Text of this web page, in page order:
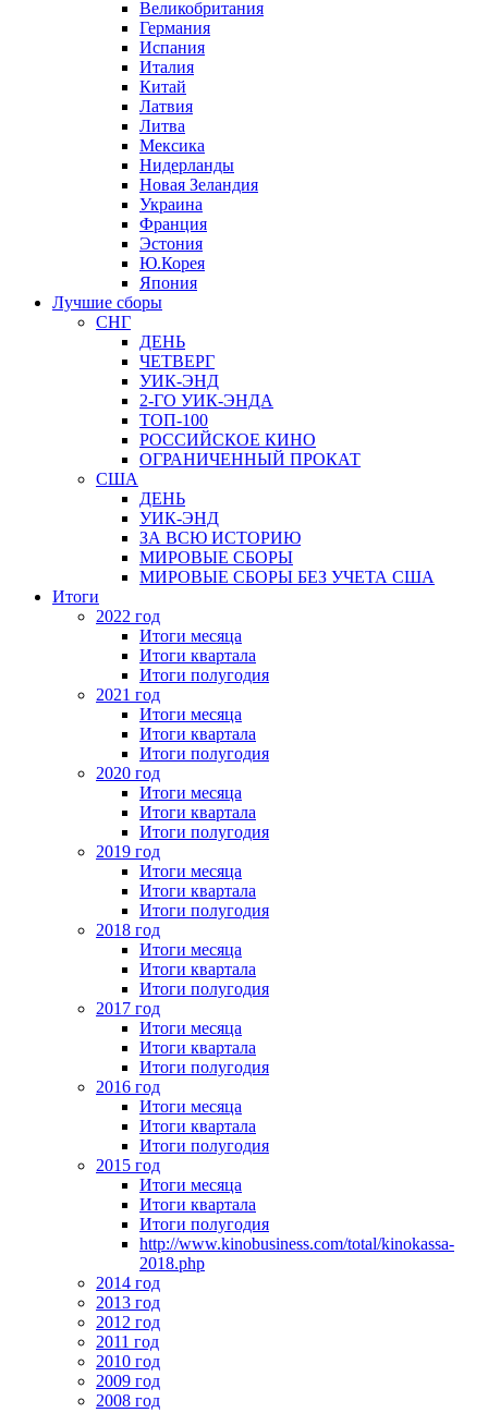
Великобритания
Германия
Испания
Италия
Китай
Латвия
Литва
Мексика
Нидерланды
Новая Зеландия
Украина
Франция
Эстония
Ю.Корея
Япония
Лучшие сборы
СНГ
ДЕНЬ
ЧЕТВЕРГ
УИК-ЭНД
2-ГО УИК-ЭНДА
ТОП-100
РОССИЙСКОЕ КИНО
ОГРАНИЧЕННЫЙ ПРОКАТ
США
ДЕНЬ
УИК-ЭНД
ЗА ВСЮ ИСТОРИЮ
МИРОВЫЕ СБОРЫ
МИРОВЫЕ СБОРЫ БЕЗ УЧЕТА США
Итоги
2022 год
Итоги месяца
Итоги квартала
Итоги полугодия
2021 год
Итоги месяца
Итоги квартала
Итоги полугодия
2020 год
Итоги месяца
Итоги квартала
Итоги полугодия
2019 год
Итоги месяца
Итоги квартала
Итоги полугодия
2018 год
Итоги месяца
Итоги квартала
Итоги полугодия
2017 год
Итоги месяца
Итоги квартала
Итоги полугодия
2016 год
Итоги месяца
Итоги квартала
Итоги полугодия
2015 год
Итоги месяца
Итоги квартала
Итоги полугодия
http://www.kinobusiness.com/total/kinokassa-
2018.php
2014 год
2013 год
2012 год
2011 год
2010 год
2009 год
2008 год